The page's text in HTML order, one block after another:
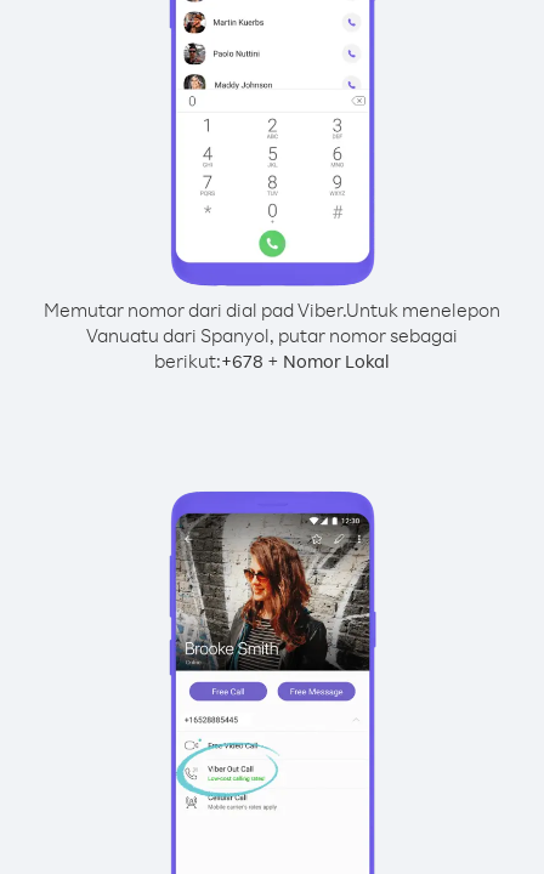
Memutar nomor dari dial pad Viber.Untuk menelepon
Vanuatu dari Spanyol, putar nomor sebagai
berikut:+678 + Nomor Lokal